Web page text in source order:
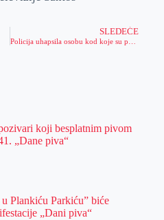
SLEDEĆE
koji besplatnim pivom
„Dane piva“
Plankiću Parkiću” biće
„Dani piva“